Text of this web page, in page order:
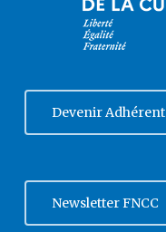
Devenir Adhérent
Newsletter FNCC